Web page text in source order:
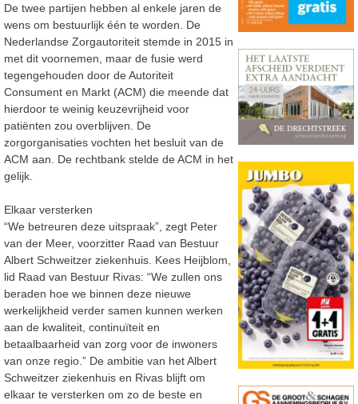
De twee partijen hebben al enkele jaren de
wens om bestuurlijk één te worden. De
Nederlandse Zorgautoriteit stemde in 2015 in
met dit voornemen, maar de fusie werd
tegengehouden door de Autoriteit
Consument en Markt (ACM) die meende dat
hierdoor te weinig keuzevrijheid voor
patiënten zou overblijven. De
zorgorganisaties vochten het besluit van de
ACM aan. De rechtbank stelde de ACM in het
gelijk.
Elkaar versterken
“We betreuren deze uitspraak”, zegt Peter
van der Meer, voorzitter Raad van Bestuur
Albert Schweitzer ziekenhuis. Kees Heijblom,
lid Raad van Bestuur Rivas: “We zullen ons
beraden hoe we binnen deze nieuwe
werkelijkheid verder samen kunnen werken
aan de kwaliteit, continuïteit en
betaalbaarheid van zorg voor de inwoners
van onze regio.” De ambitie van het Albert
Schweitzer ziekenhuis en Rivas blijft om
elkaar te versterken om zo de beste en